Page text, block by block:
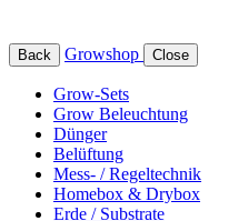
Back Growshop Close
Grow-Sets
Grow Beleuchtung
Dünger
Belüftung
Mess- / Regeltechnik
Homebox & Drybox
Erde / Substrate